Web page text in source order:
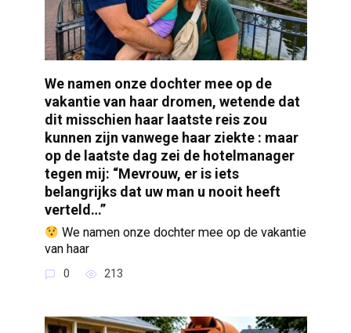
We namen onze dochter mee op de
vakantie van haar dromen, wetende dat
dit misschien haar laatste reis zou
kunnen zijn vanwege haar ziekte : maar
op de laatste dag zei de hotelmanager
tegen mij: “Mevrouw, er is iets
belangrijks dat uw man u nooit heeft
verteld…”
We namen onze dochter mee op de vakantie
van haar
0 213